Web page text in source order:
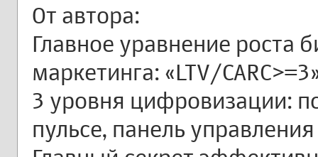
От автора:
Главное уравнение роста
маркетинга: «LTV/
3 уровня цифровизации:
пульсе, панель